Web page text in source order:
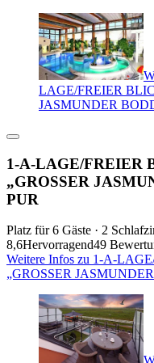
LAGE/FREIER
JASMUNDER
1-A-LAGE/FREIER
„GROSSER
PUR
Platz für 6 Gäste · 2
8,6Hervorragend49
Weitere Infos zu 1-A-
„GROSSER